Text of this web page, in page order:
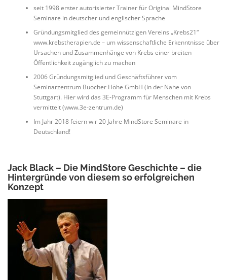
seit 1998 erster autorisierter Trainer für Original MindStore
Seminare in deutscher und englischer Sprache
Gründungsmitglied des gemeinnützigen Vereins „Krebs21“
www.krebstherapien.de – um wissenschaftliche Erkenntnisse über
Ursachen und Zusammenhänge von Krebs einer breiten
Öffentlichkeit zugänglich zu machen
2006 Gründungsmitglied und Geschäftsführer vom
Seminarzentrum Buocher Höhe GmbH (in der Nähe von
Stuttgart). Hier wird das 3E-Programm für Menschen mit Krebs
vermittelt (www.3e-zentrum.de)
Im Jahr 2018 feiern wir 20 Jahre MindStore Seminare in
Deutschland!
Jack Black – Die MindStore Geschichte – die
Hintergründe von diesem so erfolgreichen
Konzept